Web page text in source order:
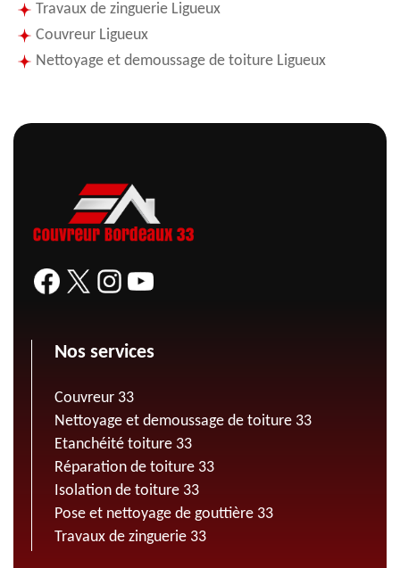
Travaux de zinguerie Ligueux
Couvreur Ligueux
Nettoyage et demoussage de toiture Ligueux
Nos services
Couvreur 33
Nettoyage et demoussage de toiture 33
Etanchéité toiture 33
Réparation de toiture 33
Isolation de toiture 33
Pose et nettoyage de gouttière 33
Travaux de zinguerie 33